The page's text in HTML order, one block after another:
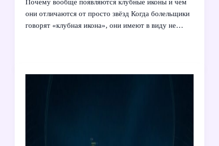
Почему вообще появляются клубные иконы и чем
они отличаются от просто звёзд Когда болельщики
говорят «клубная икона», они имеют в виду не…